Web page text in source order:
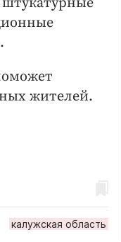
жителей.
калужская область